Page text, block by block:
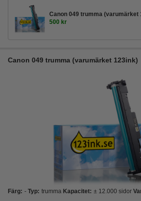
Canon 049 trumma (varumärket
500 kr
Canon 049 trumma (varumärket 123ink)
Färg: - Typ: trumma Kapacitet: ± 12.000 sidor